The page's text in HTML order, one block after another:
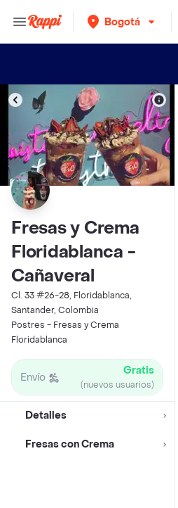
Bogotá
Fresas y Crema
Floridablanca -
Cañaveral
Cl. 33 #26-28, Floridablanca,
Santander, Colombia
Postres - Fresas y Crema
Floridablanca
Envío Gratis
(nuevos usuarios)
Detalles
Fresas con Crema